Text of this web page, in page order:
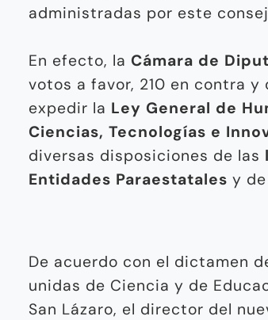
administradas por este
En efecto, la Cámara de
votos a favor, 210 en contra y
expedir la Ley General de
Ciencias, Tecnologías e
diversas disposiciones de las
Entidades Paraestatales y
De acuerdo con el dictamen
unidas de Ciencia y de
San Lázaro, el director del